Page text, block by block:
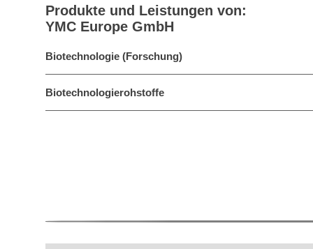
Produkte und Leistungen von:
YMC Europe GmbH
Biotechnologie (Forschung)
Biotechnologierohstoffe